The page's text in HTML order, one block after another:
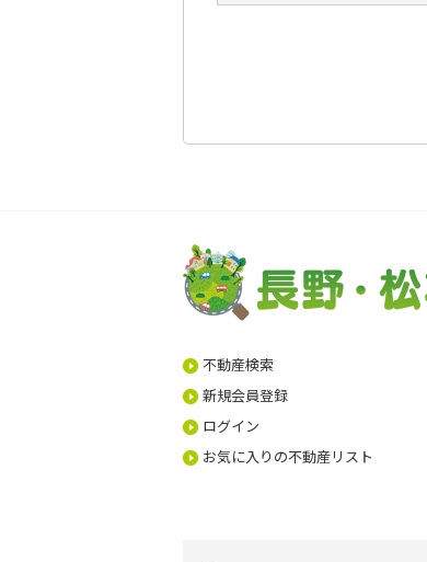
不動産検索
新規会員登録
ログイン
お気に入りの不動産リスト